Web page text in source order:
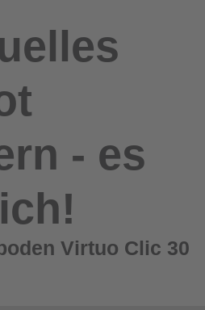
- es
Virtuo Clic 30